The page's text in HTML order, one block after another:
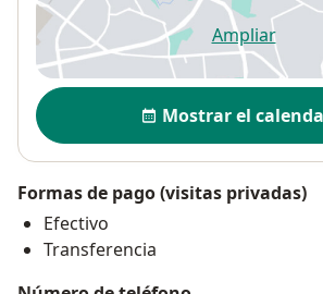
Ampliar
se abre
Disponibilidad
Mostrar el
Formas de pago (visitas privadas)
Efectivo
Transferencia